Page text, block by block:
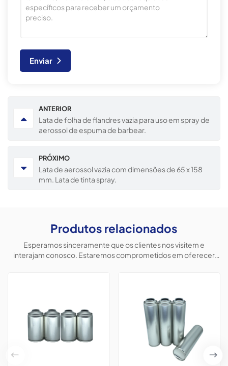
Enviar
ANTERIOR
Lata de folha de flandres vazia para uso em spray de
aerossol de espuma de barbear.
PRÓXIMO
Lata de aerossol vazia com dimensões de 65 x 158
mm. Lata de tinta spray.
Produtos relacionados
Esperamos sinceramente que os clientes nos visitem e
interajam conosco. Estaremos comprometidos em oferecer